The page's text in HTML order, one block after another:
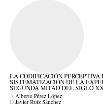
LA CODIFICACIÓN PERCEPTIVA
SISTEMATIZACIÓN DE LA
SEGUNDA MITAD DEL SIGLO
A Alberto Pérez López
D Javier Ruiz Sánchez